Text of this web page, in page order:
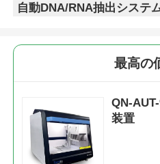
表面活性化磁石珠
自動機器と消耗品
自動DNA/RNA抽出システ
最高の
QN-
装置